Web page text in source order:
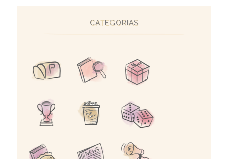
CATEGORIAS